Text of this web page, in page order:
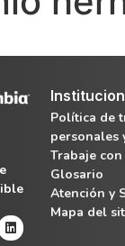
Política de
personales
Trabaje
Glosario
Atención y
Mapa del